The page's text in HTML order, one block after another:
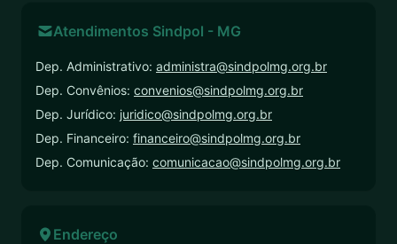
Atendimentos Sindpol - MG
Dep. Administrativo: administra@sindpolmg.org.br
Dep. Convênios: convenios@sindpolmg.org.br
Dep. Jurídico: juridico@sindpolmg.org.br
Dep. Financeiro: financeiro@sindpolmg.org.br
Dep. Comunicação: comunicacao@sindpolmg.org.br
Endereço